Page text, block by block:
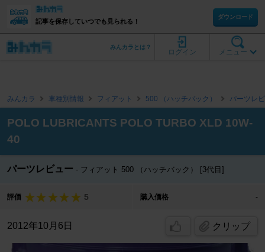
記事を保存していつでも見られる！
ダウンロード
メニュー
ログイン
みんカラとは？
みんカラ 車種別情報 フィアット 500 （ハッチバック） パーツレ
POLO LUBRICANTS POLO TURBO XLD 10W-
40
パーツレビュー フィアット 500 （ハッチバック） [3代目]
評価 5 購入価格 -
2012年10月6日 クリップ